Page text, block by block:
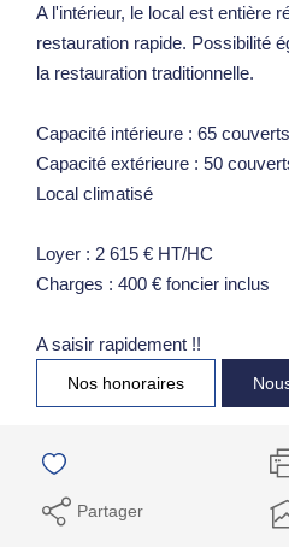
A l'intérieur, le local est entière
restauration rapide. Possibilité
la restauration traditionnelle.
Capacité intérieure : 65 couverts
Capacité extérieure : 50
Local climatisé
Loyer : 2 615 € HT/HC
Charges : 400 € foncier inclus
A saisir rapidement !!
Nos honoraires
Partager